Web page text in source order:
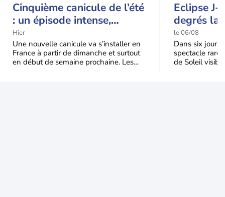
Cinquième canicule de l’été
: un épisode intense,
durable et étendu la
semaine prochaine
Hier
Une nouvelle canicule va s’installer en
France à partir de dimanche et surtout
en début de semaine prochaine. Les
Eclipse J-
degrés la
t-elle
l'éclipse
le 06/08
Dans six
spectacle rare
de Soleil